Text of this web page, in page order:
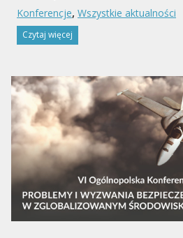
Konferencje, Wszystkie aktualności
Czytaj więcej